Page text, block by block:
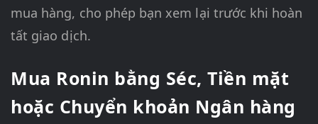
mua hàng, cho phép bạn xem lại trước khi hoàn
tất giao dịch.
Mua Ronin bằng Séc, Tiền mặt
hoặc Chuyển khoản Ngân hàng